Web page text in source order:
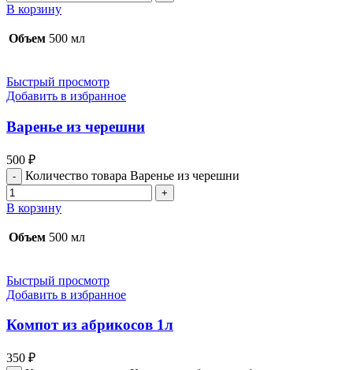
В корзину
Объем 500 мл
Быстрый просмотр
Добавить в избранное
Варенье из черешни
500 ₽
Количество товара Варенье из черешни
В корзину
Объем 500 мл
Быстрый просмотр
Добавить в избранное
Компот из абрикосов 1л
350 ₽